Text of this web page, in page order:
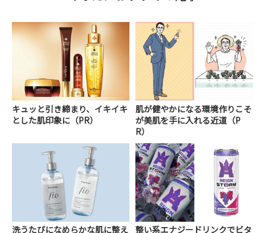
キュッと引き締まり、イキイキ
とした肌印象に（PR）
肌が健やかになる環境作りこそ
が美肌を手に入れる近道（P
R）
洗うたびになめらかな肌に整え
整い系エナジードリンクでビタ